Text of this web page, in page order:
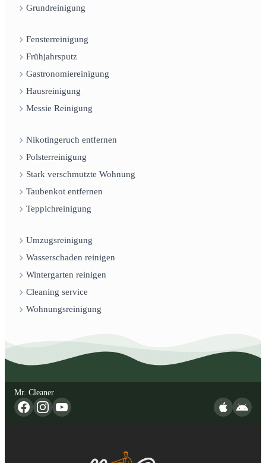
Grundreinigung
Fensterreinigung
Frühjahrsputz
Gastronomiereinigung
Hausreinigung
Messie Reinigung
Nikotingeruch entfernen
Polsterreinigung
Stark verschmutzte Wohnung
Taubenkot entfernen
Teppichreinigung
Umzugsreinigung
Wasserschaden reinigen
Wintergarten reinigen
Cleaning service
Wohnungsreinigung
Mr. Cleaner